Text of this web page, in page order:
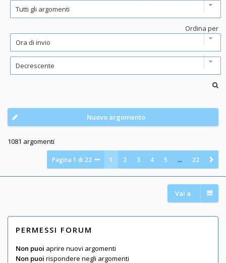
Ordina per
Nuovo argomento
1081 argomenti
Pagina1 di 22 1 2 3 4 5 … 22
Vai a
PERMESSI FORUM
Non puoi aprire nuovi argomenti
Non puoi rispondere negli argomenti